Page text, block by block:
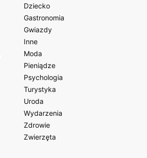
Dziecko
Gastronomia
Gwiazdy
Inne
Moda
Pieniądze
Psychologia
Turystyka
Uroda
Wydarzenia
Zdrowie
Zwierzęta